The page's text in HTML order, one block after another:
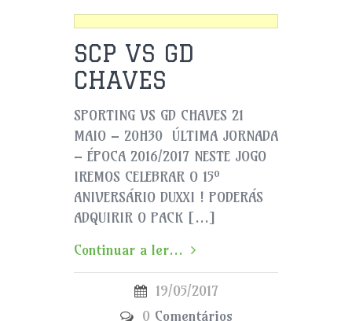
SCP VS GD
CHAVES
SPORTING VS GD CHAVES 21
MAIO – 20H30 ÚLTIMA JORNADA
– ÉPOCA 2016/2017 NESTE JOGO
IREMOS CELEBRAR O 15º
ANIVERSÁRIO DUXXI ! PODERÁS
ADQUIRIR O PACK […]
Continuar a ler...
19/05/2017
0 Comentários